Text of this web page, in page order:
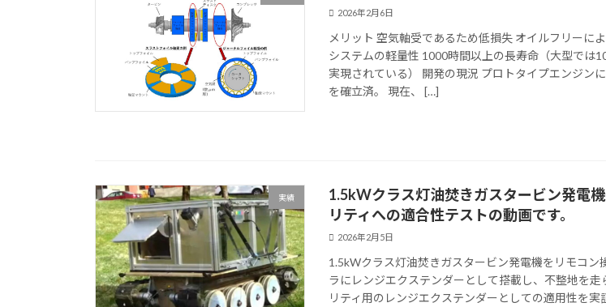
2026年2月6日
メリット 空気軸受であるため低損失 オイルフリーに
システムの軽量性 1000時間以上の長寿命（大型では
実現されている） 開発の現況 プロトタイプエンジン
を確立済。 現在、 […]
実績
1.5kWクラス灯油焚きガスタービン発電
リティへの適合性テストの動画です。
2026年2月5日
1.5kWクラス灯油焚きガスタービン発電機をリモコン
ラにレンジエクステンダーとして搭載し、不整地を走
リティ用のレンジエクステンダーとしての適用性を実